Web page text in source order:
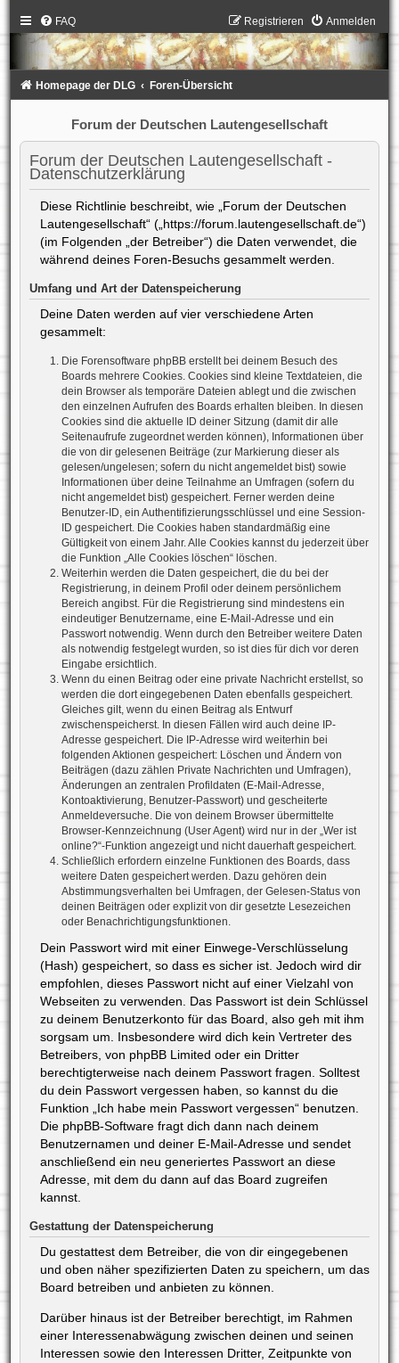
FAQ Anmelden
Registrieren
Homepage der DLG Foren-Übersicht
Forum der Deutschen Lautengesellschaft
Forum der Deutschen Lautengesellschaft -
Datenschutzerklärung
Diese Richtlinie beschreibt, wie „Forum der Deutschen
Lautengesellschaft“ („https://forum.lautengesellschaft.de“)
(im Folgenden „der Betreiber“) die Daten verwendet, die
während deines Foren-Besuchs gesammelt werden.
Umfang und Art der Datenspeicherung
Deine Daten werden auf vier verschiedene Arten
gesammelt:
Die Forensoftware phpBB erstellt bei deinem Besuch des
Boards mehrere Cookies. Cookies sind kleine Textdateien, die
dein Browser als temporäre Dateien ablegt und die zwischen
den einzelnen Aufrufen des Boards erhalten bleiben. In diesen
Cookies sind die aktuelle ID deiner Sitzung (damit dir alle
Seitenaufrufe zugeordnet werden können), Informationen über
die von dir gelesenen Beiträge (zur Markierung dieser als
gelesen/ungelesen; sofern du nicht angemeldet bist) sowie
Informationen über deine Teilnahme an Umfragen (sofern du
nicht angemeldet bist) gespeichert. Ferner werden deine
Benutzer-ID, ein Authentifizierungsschlüssel und eine Session-
ID gespeichert. Die Cookies haben standardmäßig eine
Gültigkeit von einem Jahr. Alle Cookies kannst du jederzeit über
die Funktion „Alle Cookies löschen“ löschen.
Weiterhin werden die Daten gespeichert, die du bei der
Registrierung, in deinem Profil oder deinem persönlichem
Bereich angibst. Für die Registrierung sind mindestens ein
eindeutiger Benutzername, eine E-Mail-Adresse und ein
Passwort notwendig. Wenn durch den Betreiber weitere Daten
als notwendig festgelegt wurden, so ist dies für dich vor deren
Eingabe ersichtlich.
Wenn du einen Beitrag oder eine private Nachricht erstellst, so
werden die dort eingegebenen Daten ebenfalls gespeichert.
Gleiches gilt, wenn du einen Beitrag als Entwurf
zwischenspeicherst. In diesen Fällen wird auch deine IP-
Adresse gespeichert. Die IP-Adresse wird weiterhin bei
folgenden Aktionen gespeichert: Löschen und Ändern von
Beiträgen (dazu zählen Private Nachrichten und Umfragen),
Änderungen an zentralen Profildaten (E-Mail-Adresse,
Kontoaktivierung, Benutzer-Passwort) und gescheiterte
Anmeldeversuche. Die von deinem Browser übermittelte
Browser-Kennzeichnung (User Agent) wird nur in der „Wer ist
online?“-Funktion angezeigt und nicht dauerhaft gespeichert.
Schließlich erfordern einzelne Funktionen des Boards, dass
weitere Daten gespeichert werden. Dazu gehören dein
Abstimmungsverhalten bei Umfragen, der Gelesen-Status von
deinen Beiträgen oder explizit von dir gesetzte Lesezeichen
oder Benachrichtigungsfunktionen.
Dein Passwort wird mit einer Einwege-Verschlüsselung
(Hash) gespeichert, so dass es sicher ist. Jedoch wird dir
empfohlen, dieses Passwort nicht auf einer Vielzahl von
Webseiten zu verwenden. Das Passwort ist dein Schlüssel
zu deinem Benutzerkonto für das Board, also geh mit ihm
sorgsam um. Insbesondere wird dich kein Vertreter des
Betreibers, von phpBB Limited oder ein Dritter
berechtigterweise nach deinem Passwort fragen. Solltest
du dein Passwort vergessen haben, so kannst du die
Funktion „Ich habe mein Passwort vergessen“ benutzen.
Die phpBB-Software fragt dich dann nach deinem
Benutzernamen und deiner E-Mail-Adresse und sendet
anschließend ein neu generiertes Passwort an diese
Adresse, mit dem du dann auf das Board zugreifen
kannst.
Gestattung der Datenspeicherung
Du gestattest dem Betreiber, die von dir eingegebenen
und oben näher spezifizierten Daten zu speichern, um das
Board betreiben und anbieten zu können.
Darüber hinaus ist der Betreiber berechtigt, im Rahmen
einer Interessenabwägung zwischen deinen und seinen
Interessen sowie den Interessen Dritter, Zeitpunkte von